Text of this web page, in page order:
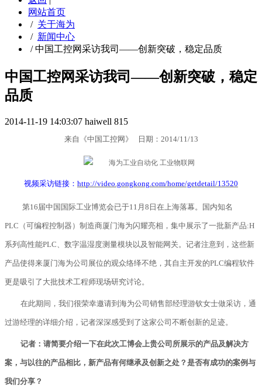
网站首页
/ 关于海为
/ 新闻中心
/中国工控网采访我司——创新突破，稳定品质
中国工控网采访我司——创新突破，稳定
品质
2014-11-19 14:03:07 haiwell 815
来自《中国工控网》 日期：2014/11/13
视频采访链接： http://video.gongkong.com/home/getdetail/13520
第16届中国国际工业博览会已于11月8日在上海落幕。国内知名
PLC（可编程控制器）制造商厦门海为闪耀亮相，集中展示了一批新产品:H
系列高性能PLC、数字温湿度测量模块以及智能网关。记者注意到，这些新
产品使得来厦门海为公司展位的观众络绎不绝，其自主开发的PLC编程软件
更是吸引了大批技术工程师现场研究讨论。
在此期间，我们很荣幸邀请到海为公司销售部经理游钦女士做采访，通
过游经理的详细介绍，记者深深感受到了这家公司不断创新的足迹。
记者：请简要介绍一下在此次工博会上贵公司所展示的产品及解决方
案，与以往的产品相比，新产品有何继承及创新之处？是否有成功的案例与
我们分享？